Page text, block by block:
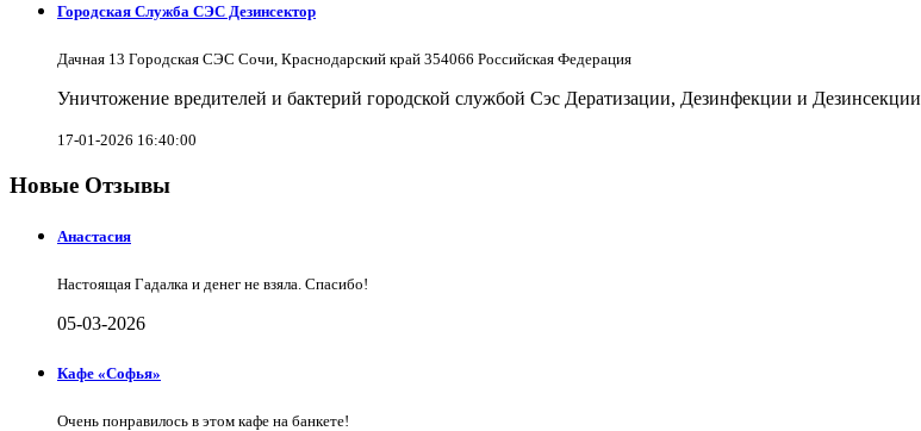
Городская Служба СЭС Дезинсектор
Дачная 13 Городская СЭС Сочи, Краснодарский край 354066 Российская Федерация
Уничтожение вредителей и бактерий городской службой Сэс Дератизации, Дезинфекции и Дезинсекции
17-01-2026 16:40:00
Новые Отзывы
Анастасия
Настоящая Гадалка и денег не взяла. Спасибо!
05-03-2026
Кафе «Софья»
Очень понравилось в этом кафе на банкете!